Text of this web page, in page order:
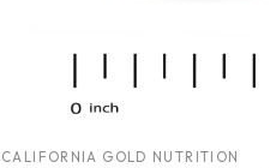
CALIFORNIA GOLD NUTRITION